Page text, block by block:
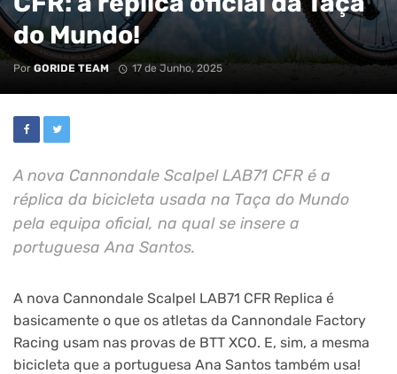
do Mundo!
Por GORIDE TEAM 17 de Junho, 2025
A nova Cannondale Scalpel LAB71 CFR é a
réplica da bicicleta usada na Taça do Mundo
pela equipa oficial, na qual se insere a
portuguesa Ana Santos.
A nova Cannondale Scalpel LAB71 CFR Replica é
basicamente o que os atletas da Cannondale Factory
Racing usam nas provas de BTT XCO. E, sim, a mesma
bicicleta que a portuguesa Ana Santos também usa!